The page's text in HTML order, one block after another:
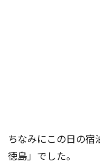
ちなみにこの日の宿
徳島」でした。